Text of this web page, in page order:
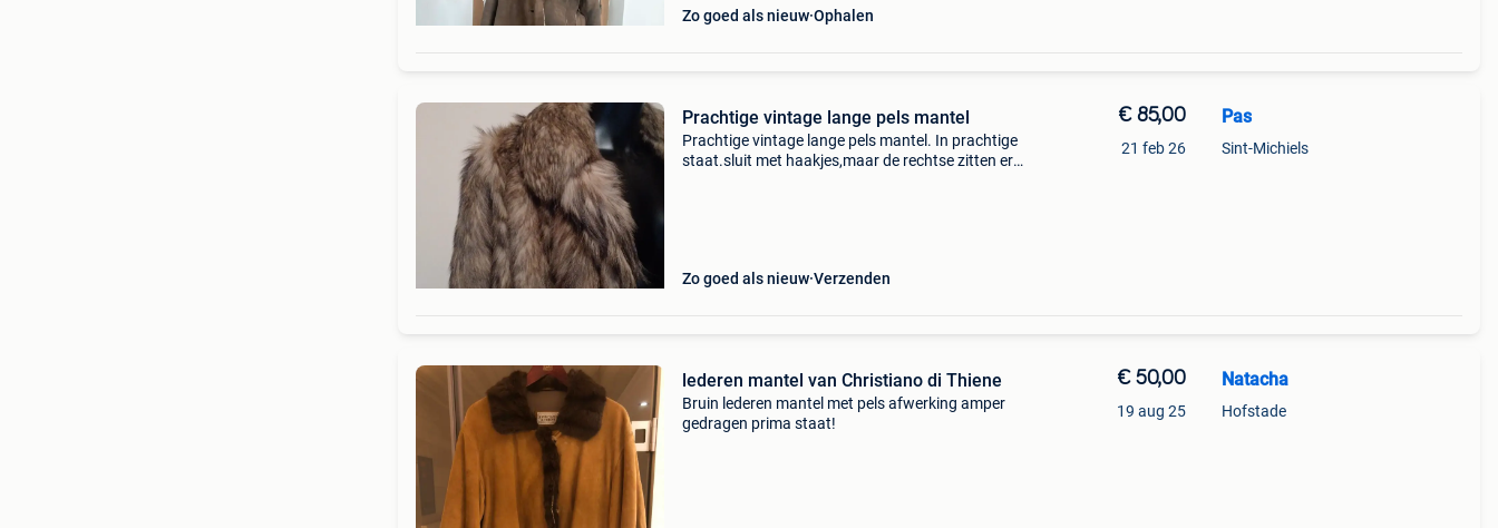
Zo goed als nieuw Ophalen
Prachtige vintage lange pels mantel
Prachtige vintage lange pels mantel. In prachtige
staat.sluit met haakjes,maar de rechtse zitten er
Zo goed als nieuw Verzenden
€ 85,00
21 feb 26
Pas
Sint-Michiels
lederen mantel van Christiano di Thiene
Bruin lederen mantel met pels afwerking amper
gedragen prima staat!
€ 50,00
19 aug 25
Natacha
Hofstade